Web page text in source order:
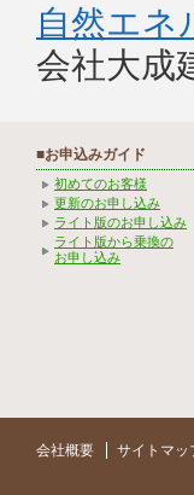
自然エネ
会社大
■お申込みガイド
初めてのお客様
更新のお申し込み
ライト版のお申し込み
ライト版から乗換の
お申し込み
会社概要 サイトマッ